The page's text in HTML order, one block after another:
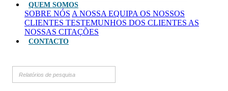
QUEM SOMOS
SOBRE NÓS A NOSSA EQUIPA OS NOSSOS
CLIENTES TESTEMUNHOS DOS CLIENTES AS
NOSSAS CITAÇÕES
CONTACTO